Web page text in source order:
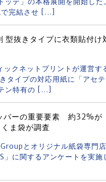
完結させ […]
抜きタイプに衣類貼付け
ックネットプリントが運営
タイプの対応用紙に「アセ
ン特有の […]
パーの重要要素 約32%が
ま袋が調査
とオリジナル紙袋専門
」に関するアンケートを実